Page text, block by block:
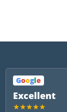
Google
Excellent
★★★★★